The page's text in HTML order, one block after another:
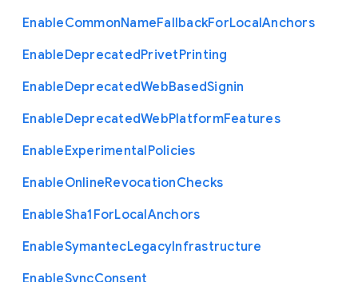
EnableCommonNameFallbackForLocalAnchors
EnableDeprecatedPrivetPrinting
EnableDeprecatedWebBasedSignin
EnableDeprecatedWebPlatformFeatures
EnableExperimentalPolicies
EnableOnlineRevocationChecks
EnableSha1 ForLocalAnchors
EnableSymantecLegacyInfrastructure
EnableSyncConsent